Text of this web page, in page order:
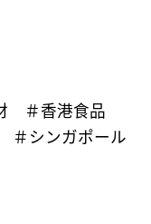
＃香港食品
シンガポール